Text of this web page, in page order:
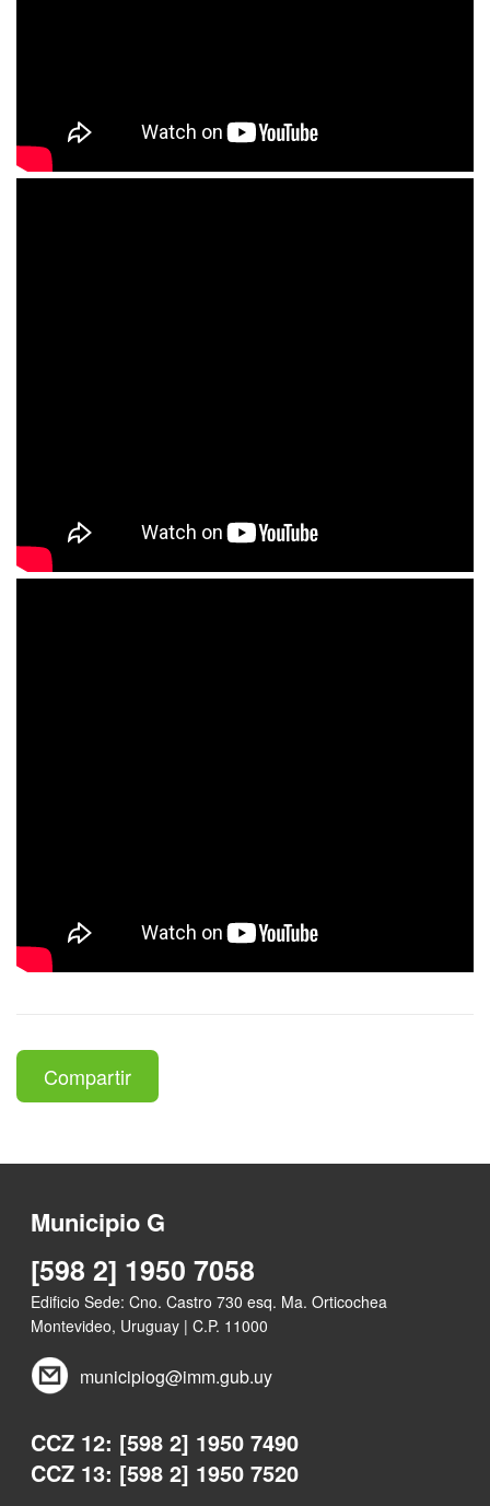
Compartir
Municipio G
[598 2] 1950 7058
Edificio Sede: Cno. Castro 730 esq. Ma. Orticochea
Montevideo, Uruguay | C.P. 11000
municipiog@imm.gub.uy
CCZ 12: [598 2] 1950 7490
CCZ 13: [598 2] 1950 7520